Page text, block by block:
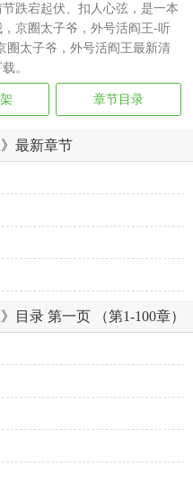
跌宕起伏、扣人心弦，是一本
京圈太子爷，外号活阎王-听
圈太子爷，外号活阎王最新清
。
章节目录
最新章节
目录 第一页 （第1-100章）